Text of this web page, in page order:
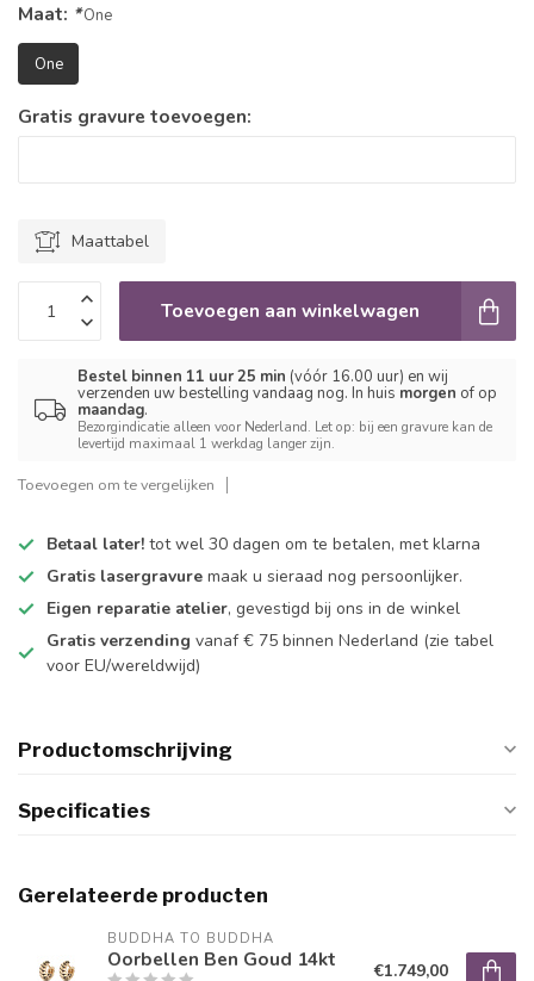
Maat: *One
One
Gratis gravure toevoegen:
Maattabel
Toevoegen aan winkelwagen
Bestel binnen 11 uur 25 min (vóór 16.00 uur) en wij
verzenden uw bestelling vandaag nog. In huis morgen of op
maandag.
Bezorgindicatie alleen voor Nederland. Let op: bij een gravure kan de
levertijd maximaal 1 werkdag langer zijn.
Toevoegen om te vergelijken
Betaal later! tot wel 30 dagen om te betalen, met klarna
Gratis lasergravure maak u sieraad nog persoonlijker.
Eigen reparatie atelier, gevestigd bij ons in de winkel
Gratis verzending vanaf € 75 binnen Nederland (zie tabel
voor EU/wereldwijd)
Productomschrijving
Specificaties
Gerelateerde producten
BUDDHA TO BUDDHA
Oorbellen Ben Goud 14kt €1.749,00